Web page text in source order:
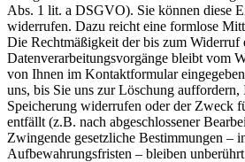
Abs. 1 lit. a DSGVO). Sie können diese
widerrufen. Dazu reicht eine formlose
Die Rechtmäßigkeit der bis zum Widerruf
Datenverarbeitungsvorgänge bleibt vom
von Ihnen im Kontaktformular
uns, bis Sie uns zur Löschung
Speicherung widerrufen oder der Zweck
entfällt (z.B. nach abgeschlossener
Zwingende gesetzliche Bestimmungen –
Aufbewahrungsfristen – bleiben